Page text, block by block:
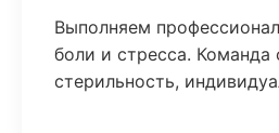
Выполняем
боли и стресса. Команда
стерильность,